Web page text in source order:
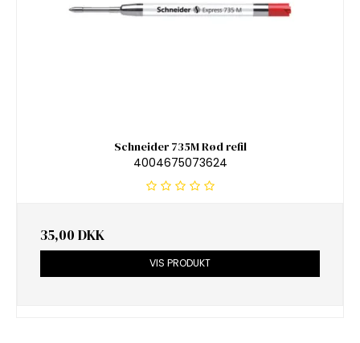
Schneider 735M Rød refil
4004675073624
35,00 DKK
VIS PRODUKT